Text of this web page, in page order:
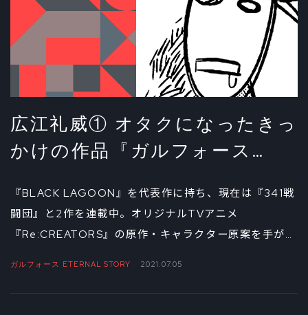
広江礼威① オタクになったきっ
かけの作品『ガルフォース
『BLACK LAGOON』を代表作に持ち、現在は『341戦
闘団』と2作を連載中。オリジナルTVアニメ
『Re:CREATORS』の原作・キャラクター原案を手がけ
ガルフォース ETERNAL STORY 2021.07.05